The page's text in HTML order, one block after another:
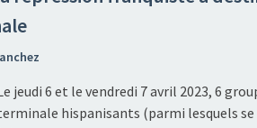
jeudi 6 et le vendredi 7 avril 2023, 6
hispanisants (parmi lesquels